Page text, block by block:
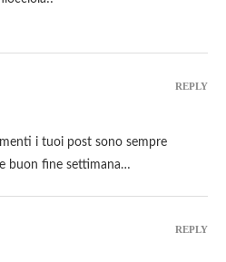
i tuoi post sono sempre
buon fine settimana…
REPLY
REPLY